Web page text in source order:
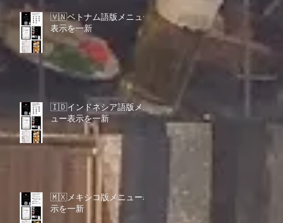
🇻🇳ベトナム語版メニュー
表示を一新
🇮🇩インドネシア語版メニ
ュー表示を一新
🇲🇽メキシコ版メニュー表
示を一新